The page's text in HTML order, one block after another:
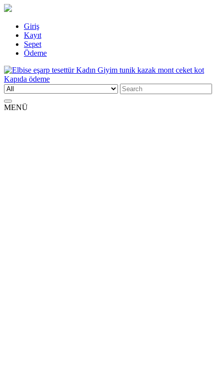
Skip
content
Giriş
Kayıt
Sepet
Ödeme
Elbise eşarp tesettür Kadın Giyim tunik kazak mont ceket kot Kapıda
ödeme
Kadın Giyim üzerine alışveriş sitesi
Search
for:
MENÜ